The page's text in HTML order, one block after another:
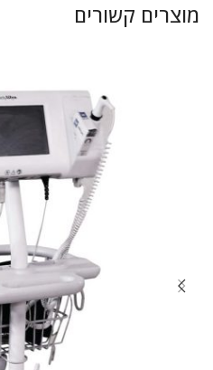
מוצרים קשורים